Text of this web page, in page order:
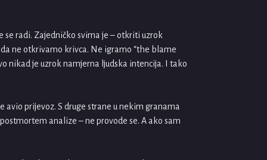
se radi. Zajedničko svima je – otkriti uzrok
ne otkrivamo krivca. Ne igramo “the blame
nikad je uzrok namjerna ljudska intencija. I tako
prijevoz. S druge strane u nekim granama
analize – ne provode se. A ako sam